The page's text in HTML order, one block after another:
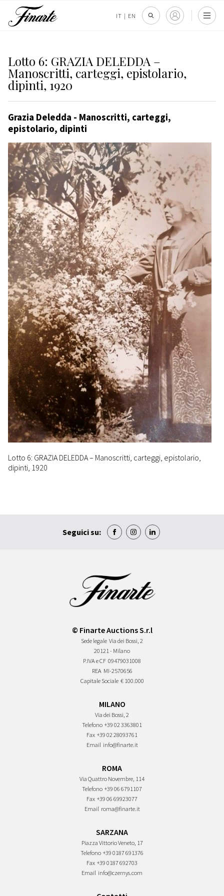
IT | EN
Lotto 6: GRAZIA DELEDDA –
Manoscritti, carteggi, epistolario,
dipinti, 1920
Grazia Deledda - Manoscritti, carteggi,
epistolario, dipinti
Lotto 6: GRAZIA DELEDDA – Manoscritti, carteggi, epistolario,
dipinti, 1920
Seguici su:
© Finarte Auctions S.r.l
Sede legale Via dei Bossi, 2
20121 - Milano
P.IVA e CF 09479031008
REA MI-2570656
Capitale Sociale € 100.000
MILANO
Via dei Bossi, 2
Telefono +39 02 3363801
Fax +39 02 28093761
Email info@finarte.it
ROMA
Via Quattro Novembre, 114
Telefono +39 06 6791107
Fax +39 06 69923077
Email roma@finarte.it
SARZANA
Piazza Vittorio Veneto, 17
Telefono +39 0187 691376
Fax +39 0187 692703
Email info@czernys.com